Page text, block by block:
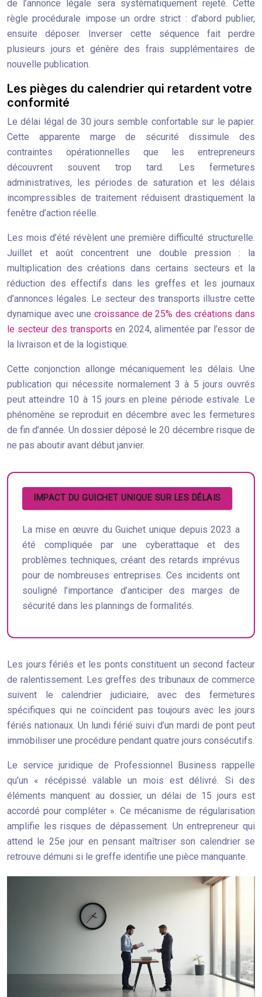
de l’annonce légale sera systématiquement rejeté. Cette
règle procédurale impose un ordre strict : d’abord publier,
ensuite déposer. Inverser cette séquence fait perdre
plusieurs jours et génère des frais supplémentaires de
nouvelle publication.
Les pièges du calendrier qui retardent votre
conformité
Le délai légal de 30 jours semble confortable sur le papier.
Cette apparente marge de sécurité dissimule des
contraintes opérationnelles que les entrepreneurs
découvrent souvent trop tard. Les fermetures
administratives, les périodes de saturation et les délais
incompressibles de traitement réduisent drastiquement la
fenêtre d’action réelle.
Les mois d’été révèlent une première difficulté structurelle.
Juillet et août concentrent une double pression : la
multiplication des créations dans certains secteurs et la
réduction des effectifs dans les greffes et les journaux
d’annonces légales. Le secteur des transports illustre cette
dynamique avec une croissance de 25% des créations dans
le secteur des transports en 2024, alimentée par l’essor de
la livraison et de la logistique.
Cette conjonction allonge mécaniquement les délais. Une
publication qui nécessite normalement 3 à 5 jours ouvrés
peut atteindre 10 à 15 jours en pleine période estivale. Le
phénomène se reproduit en décembre avec les fermetures
de fin d’année. Un dossier déposé le 20 décembre risque de
ne pas aboutir avant début janvier.
IMPACT DU GUICHET UNIQUE SUR LES DÉLAIS
La mise en œuvre du Guichet unique depuis 2023 a
été compliquée par une cyberattaque et des
problèmes techniques, créant des retards imprévus
pour de nombreuses entreprises. Ces incidents ont
souligné l’importance d’anticiper des marges de
sécurité dans les plannings de formalités.
Les jours fériés et les ponts constituent un second facteur
de ralentissement. Les greffes des tribunaux de commerce
suivent le calendrier judiciaire, avec des fermetures
spécifiques qui ne coïncident pas toujours avec les jours
fériés nationaux. Un lundi férié suivi d’un mardi de pont peut
immobiliser une procédure pendant quatre jours consécutifs.
Le service juridique de Professionnel Business rappelle
qu’un « récépissé valable un mois est délivré. Si des
éléments manquent au dossier, un délai de 15 jours est
accordé pour compléter ». Ce mécanisme de régularisation
amplifie les risques de dépassement. Un entrepreneur qui
attend le 25e jour en pensant maîtriser son calendrier se
retrouve démuni si le greffe identifie une pièce manquante.